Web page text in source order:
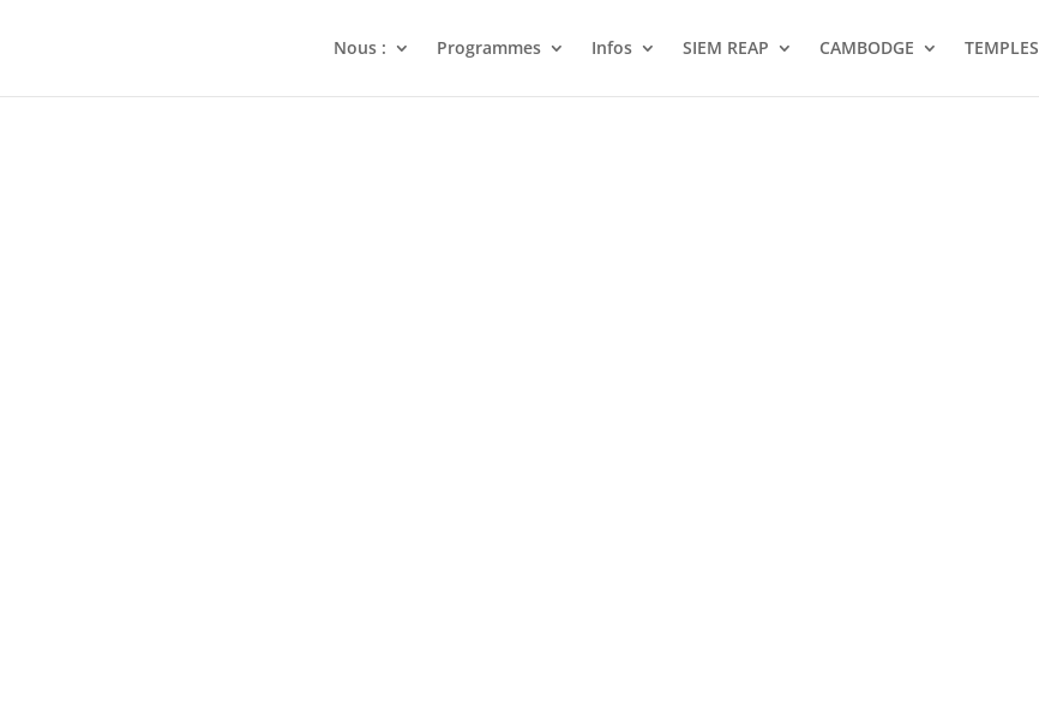
Nous : Programmes Infos SIEM REAP CAMBODGE TEMPLES